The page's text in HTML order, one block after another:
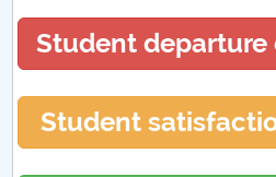
Student
Student